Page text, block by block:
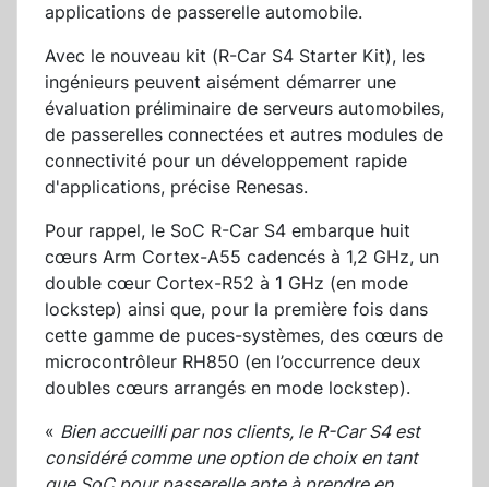
applications de passerelle automobile.
Avec le nouveau kit (R-Car S4 Starter Kit), les
ingénieurs peuvent aisément démarrer une
évaluation préliminaire de serveurs automobiles,
de passerelles connectées et autres modules de
connectivité pour un développement rapide
d'applications, précise Renesas.
Pour rappel, le SoC R-Car S4 embarque huit
cœurs Arm Cortex-A55 cadencés à 1,2 GHz, un
double cœur Cortex-R52 à 1 GHz (en mode
lockstep) ainsi que, pour la première fois dans
cette gamme de puces-systèmes, des cœurs de
microcontrôleur RH850 (en l’occurrence deux
doubles cœurs arrangés en mode lockstep).
« Bien accueilli par nos clients, le R-Car S4 est
considéré comme une option de choix en tant